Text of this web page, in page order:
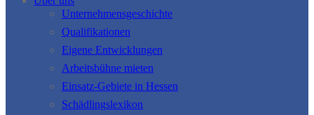
Unternehmensgeschichte
Qualifikationen
Eigene Entwicklungen
Arbeitsbühne mieten
Einsatz-Gebiete in Hessen
Schädlingslexikon